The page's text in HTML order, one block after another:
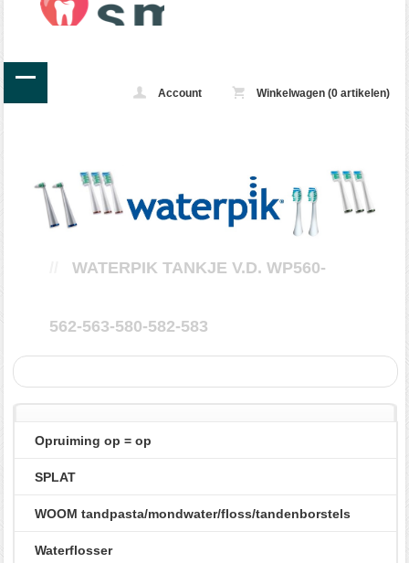
Account Winkelwagen (0 artikelen)
WATERPIK TANKJE V.D. WP560-
562-563-580-582-583
Opruiming op = op
SPLAT
WOOM tandpasta/mondwater/floss/tandenborstels
Waterflosser